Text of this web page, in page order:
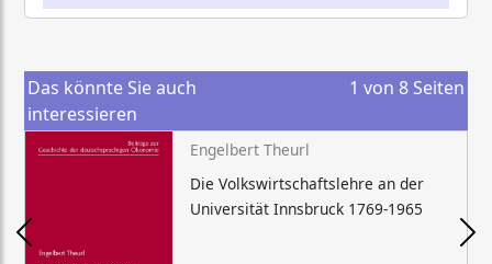
Das könnte Sie auch
interessieren
1 von 8 Seiten
Engelbert Theurl
Die Volkswirtschaftslehre an der
Universität Innsbruck 1769-1965